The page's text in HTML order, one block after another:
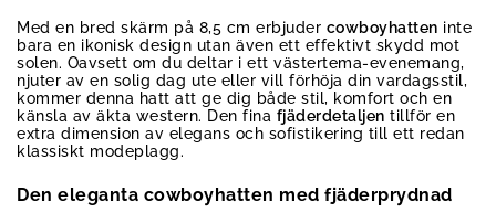
Med en bred skärm på 8,5 cm erbjuder cowboyhatten inte
bara en ikonisk design utan även ett effektivt skydd mot
solen. Oavsett om du deltar i ett västertema-evenemang,
njuter av en solig dag ute eller vill förhöja din vardagsstil,
kommer denna hatt att ge dig både stil, komfort och en
känsla av äkta western. Den fina fjäderdetaljen tillför en
extra dimension av elegans och sofistikering till ett redan
klassiskt modeplagg.
Den eleganta cowboyhatten med fjäderprydnad